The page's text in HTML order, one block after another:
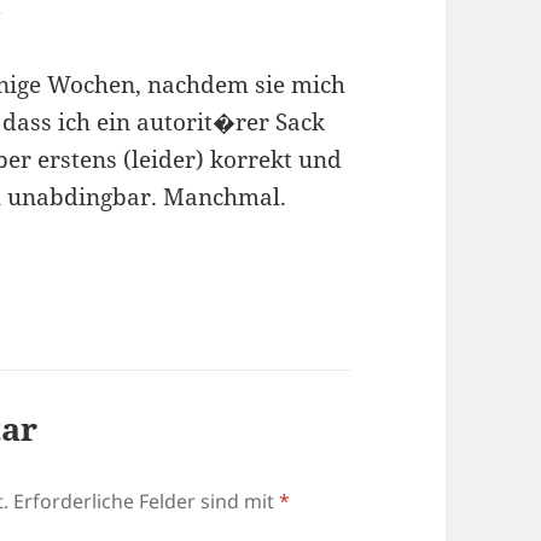
Wochen, nachdem sie mich
ich ein autorit�rer Sack
erstens (leider) korrekt und
Manchmal.
Erforderliche Felder sind mit*